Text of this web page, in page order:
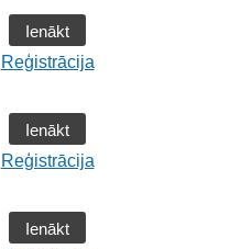
Ienākt
Reģistrācija
Ienākt
Reģistrācija
Ienākt